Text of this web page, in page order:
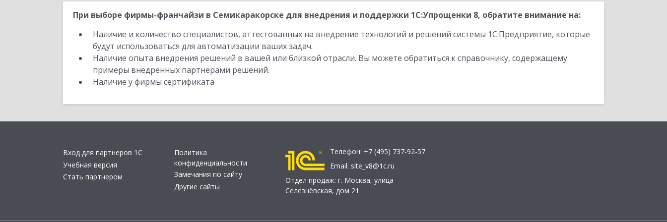
При выборе фирмы-франчайзи в Семикаракорске для внедрения и поддержки 1С:Упрощенки 8, обратите внимание на:
Наличие и количество специалистов, аттестованных на внедрение технологий и решений системы 1С:Предприятие, которые
будут использоваться для автоматизации ваших задач.
Наличие опыта внедрения решений в вашей или близкой отрасли. Вы можете обратиться к справочнику, содержащему
примеры внедренных партнерами решений.
Наличие у фирмы сертификата
Вход для партнеров 1С
Учебная версия
Стать партнером
Политика
конфиденциальности
Замечания по сайту
Другие сайты
Телефон: +7 (495) 737-92-57
Email: site_v8@1c.ru
Отдел продаж: г. Москва, улица
Селезнёвская, дом 21